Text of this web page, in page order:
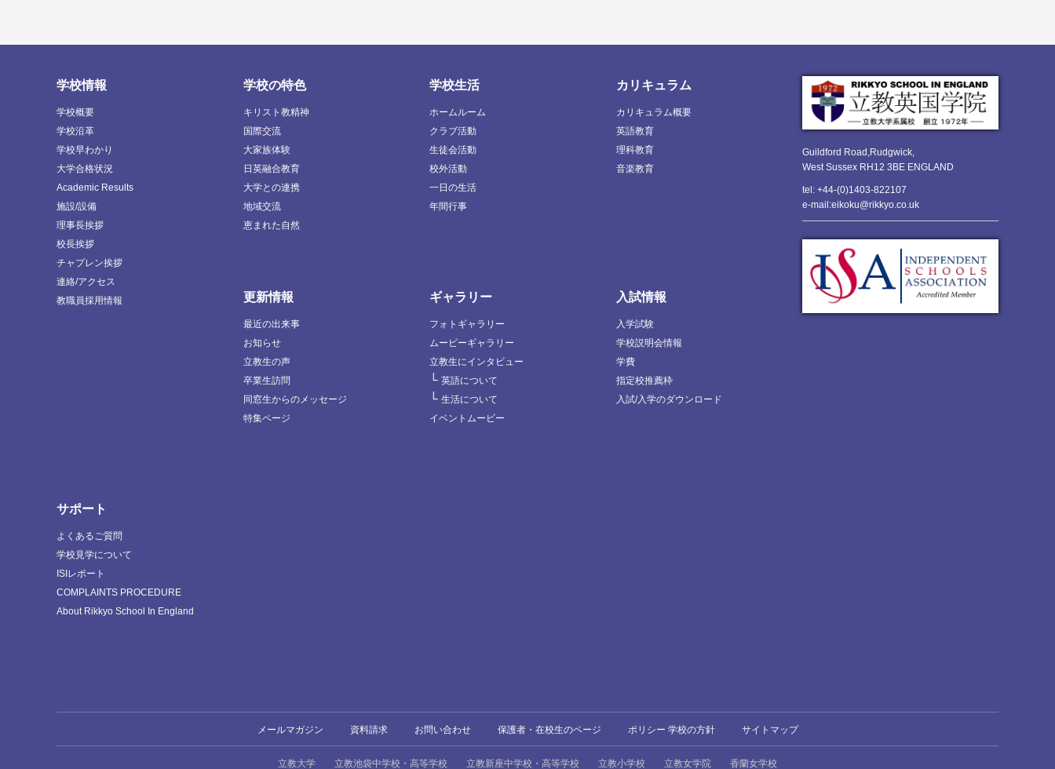
Guildford Road,Rudgwick,
West Sussex RH12 3BE ENGLAND
tel: +44-(0)1403-822107
e-mail:eikoku@rikkyo.co.uk
学校情報
学校概要
学校沿革
学校早わかり
大学合格状況
Academic Results
施設/設備
理事長挨拶
校長挨拶
チャプレン挨拶
連絡/アクセス
教職員採用情報
学校の特色
キリスト教精神
国際交流
大家族体験
日英融合教育
大学との連携
地域交流
恵まれた自然
学校生活
ホームルーム
クラブ活動
生徒会活動
校外活動
一日の生活
年間行事
カリキュラム
カリキュラム概要
英語教育
理科教育
音楽教育
更新情報
最近の出来事
お知らせ
立教生の声
卒業生訪問
同窓生からのメッセージ
特集ページ
ギャラリー
フォトギャラリー
ムービーギャラリー
立教生にインタビュー
└ 英語について
└ 生活について
イベントムービー
入試情報
入学試験
学校説明会情報
学費
指定校推薦枠
入試/入学のダウンロード
サポート
よくあるご質問
学校見学について
ISIレポート
COMPLAINTS PROCEDURE
About Rikkyo School In England
メールマガジン 資料請求 お問い合わせ 保護者・在校生のページ ポリシー 学校の方針 サイトマップ
立教大学 立教池袋中学校・高等学校 立教新座中学校・高等学校 立教小学校 立教女学院 香蘭女学校